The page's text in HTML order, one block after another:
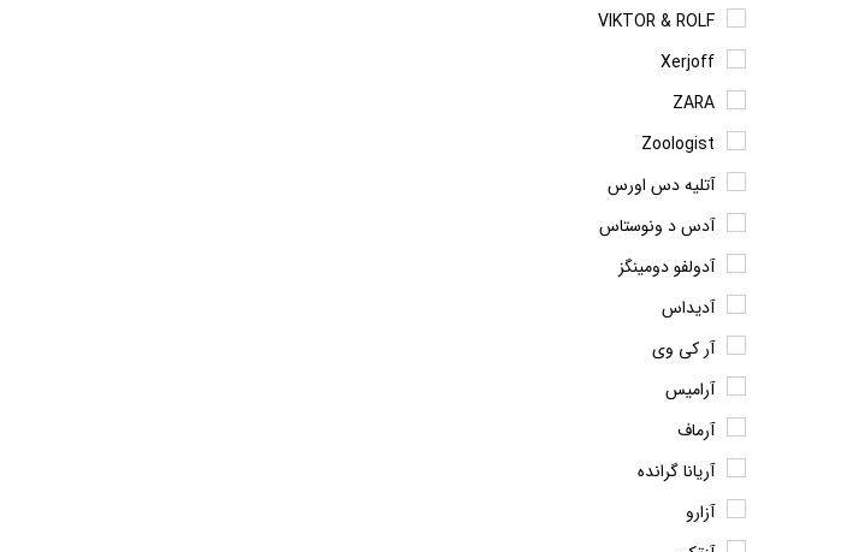
VIKTOR & ROLF
Xerjoff
ZARA
Zoologist
آتلیه دس اورس
آدس د ونوستاس
آدولفو دومینگز
آدیداس
آر کی وی
آرامیس
آرماف
آریانا گرانده
آزارو